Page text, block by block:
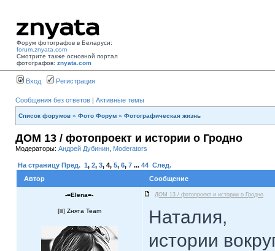
Форум фотографов в Беларуси:
forum.znyata.com
Смотрите также основной портал
фотографов: znyata.com
Вход Регистрация
Сообщения без ответов | Активные темы
Список форумов » Фото Форум » Фотографическая жизнь
ДОМ 13 / фотопроект и истории о Гродно
Модераторы: Андрей Дубинин Moderators
На страницу Пред. 1, 2, 3, 4, 5, 6, 7 ... 44 След.
Автор
Сообщение
-=Elena=- ДОМ 13 / фотопроект и истории о Гродно
[ ] Zнята Team
Наталия,
истории